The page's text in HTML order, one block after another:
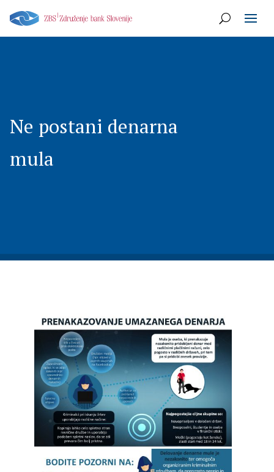
Ne postani denarna
mula